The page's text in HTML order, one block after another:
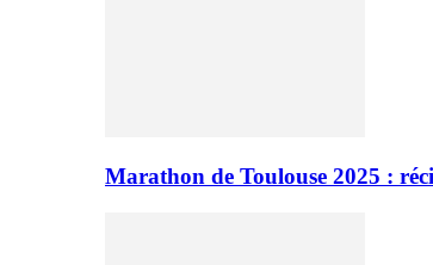
Marathon de Toulouse 2025 :